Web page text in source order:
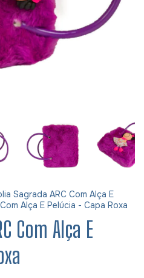
Sagrada ARC Com Alça E
Alça E Pelúcia - Capa Roxa
Com Alça E